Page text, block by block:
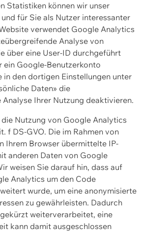
Statistiken können wir unser
für Sie als Nutzer interessanter
verwendet Google Analytics
Analyse von
über eine User-ID durchgeführt
ein Google-Benutzerkonto
in den dortigen Einstellungen unter
Daten» die
Ihrer Nutzung deaktivieren.
Nutzung von Google Analytics
f DS-GVO. Die im Rahmen von
Ihrem Browser übermittelte IP-
anderen Daten von Google
weisen Sie darauf hin, dass auf
Analytics um den Code
wurde, um eine anonymisierte
zu gewährleisten. Dadurch
weiterverarbeitet, eine
kann damit ausgeschlossen